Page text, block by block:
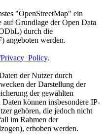
"OpenStreetMap" ein
auf Grundlage der Open Data
durch die
angeboten werden.
.
der Nutzer durch
der Darstellung der
der gewählten
können insbesondere IP-
gehören, die jedoch nicht
im Rahmen der
erhoben werden.